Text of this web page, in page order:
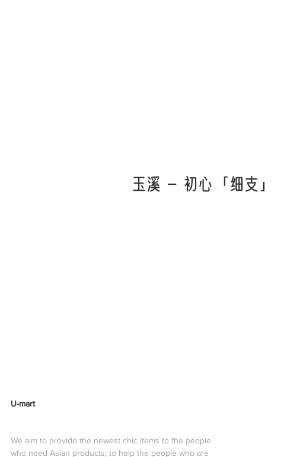
玉溪 - 初心「细支」
U-mart
We aim to provide the newest chic items to the people
who need Asian products; to help the people who are